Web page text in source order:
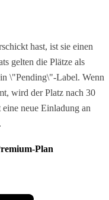
hast, ist sie einen
gelten die Plätze als
\"Pending\"-Label. Wenn
wird der Platz nach 30
neue Einladung an
Plan